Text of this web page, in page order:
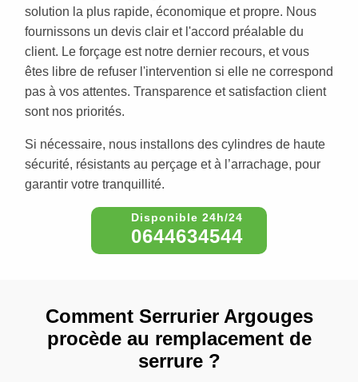
solution la plus rapide, économique et propre. Nous
fournissons un devis clair et l'accord préalable du
client. Le forçage est notre dernier recours, et vous
êtes libre de refuser l'intervention si elle ne correspond
pas à vos attentes. Transparence et satisfaction client
sont nos priorités.
Si nécessaire, nous installons des cylindres de haute
sécurité, résistants au perçage et à l’arrachage, pour
garantir votre tranquillité.
0644634544
Comment Serrurier Argouges
procède au remplacement de
serrure ?